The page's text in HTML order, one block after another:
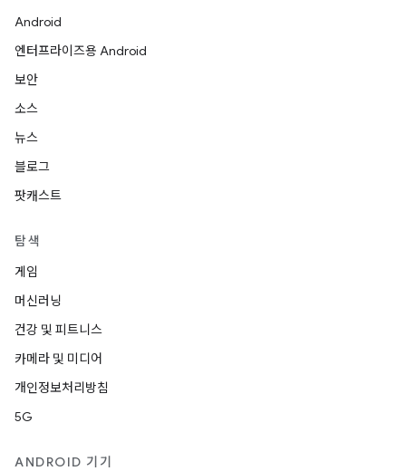
Android
엔터프라이즈용 Android
보안
소스
뉴스
블로그
팟캐스트
탐색
게임
머신러닝
건강 및 피트니스
카메라 및 미디어
개인정보처리방침
5G
ANDROID 기기